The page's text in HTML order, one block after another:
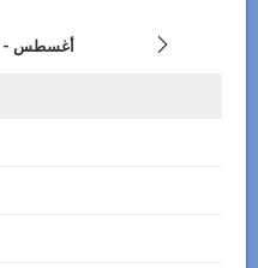
5 أغسطس -